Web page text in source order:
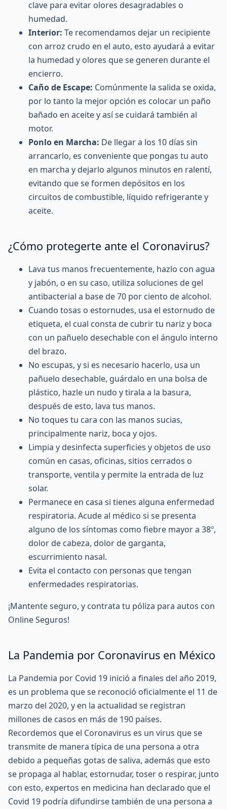
clave para evitar olores desagradables o
humedad.
Interior: Te recomendamos dejar un recipiente
con arroz crudo en el auto, esto ayudará a evitar
la humedad y olores que se generen durante el
encierro.
Caño de Escape: Comúnmente la salida se oxida,
por lo tanto la mejor opción es colocar un paño
bañado en aceite y así se cuidará también al
motor.
Ponlo en Marcha: De llegar a los 10 días sin
arrancarlo, es conveniente que pongas tu auto
en marcha y dejarlo algunos minutos en ralentí,
evitando que se formen depósitos en los
circuitos de combustible, líquido refrigerante y
aceite.
¿Cómo protegerte ante el Coronavirus?
Lava tus manos frecuentemente, hazlo con agua
y jabón, o en su caso, utiliza soluciones de gel
antibacterial a base de 70 por ciento de alcohol.
Cuando tosas o estornudes, usa el estornudo de
etiqueta, el cual consta de cubrir tu nariz y boca
con un pañuelo desechable con el ángulo interno
del brazo.
No escupas, y si es necesario hacerlo, usa un
pañuelo desechable, guárdalo en una bolsa de
plástico, hazle un nudo y tirala a la basura,
después de esto, lava tus manos.
No toques tu cara con las manos sucias,
principalmente nariz, boca y ojos.
Limpia y desinfecta superficies y objetos de uso
común en casas, oficinas, sitios cerrados o
transporte, ventila y permite la entrada de luz
solar.
Permanece en casa si tienes alguna enfermedad
respiratoria. Acude al médico si se presenta
alguno de los síntomas como fiebre mayor a 38º,
dolor de cabeza, dolor de garganta,
escurrimiento nasal.
Evita el contacto con personas que tengan
enfermedades respiratorias.
¡Mantente seguro, y contrata tu póliza para autos con
Online Seguros!
La Pandemia por Coronavirus en México
La Pandemia por Covid 19 inició a finales del año 2019,
es un problema que se reconoció oficialmente el 11 de
marzo del 2020, y en la actualidad se registran
millones de casos en más de 190 países.
Recordemos que el Coronavirus es un virus que se
transmite de manera típica de una persona a otra
debido a pequeñas gotas de saliva, además que esto
se propaga al hablar, estornudar, toser o respirar, junto
con esto, expertos en medicina han declarado que el
Covid 19 podría difundirse también de una persona a